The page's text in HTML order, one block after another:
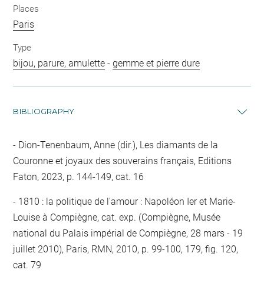
Places
Paris
Type
bijou, parure, amulette -gemme et pierre dure
BIBLIOGRAPHY
Dion-Tenenbaum, Anne (dir.), Les diamants de la
Couronne et joyaux des souverains français, Editions
Faton, 2023, p. 144-149, cat. 16
1810 : la politique de l'amour : Napoléon Ier et Marie-
Louise à Compiègne, cat. exp. (Compiègne, Musée
national du Palais impérial de Compiègne, 28 mars - 19
juillet 2010), Paris, RMN, 2010, p. 99-100, 179, fig. 120,
cat. 79